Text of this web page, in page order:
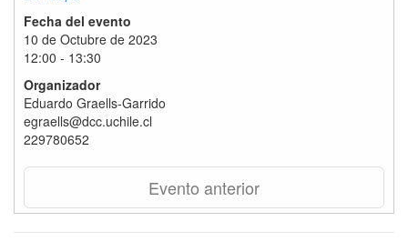
Fecha del evento
10 de Octubre de 2023
12:00 - 13:30
Organizador
Eduardo Graells-Garrido
egraells@dcc.uchile.cl
229780652
Evento anterior